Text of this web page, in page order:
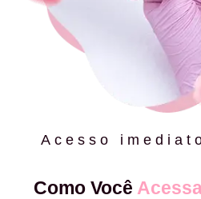
Acesso
Como Você